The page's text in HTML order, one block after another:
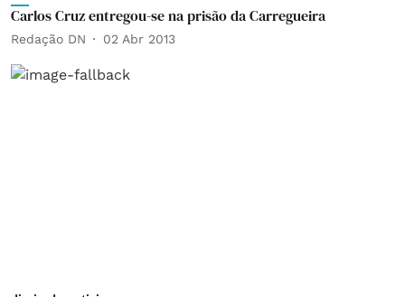
Carlos Cruz entregou-se na prisão da Carregueira
Redação DN 02 Abr 2013